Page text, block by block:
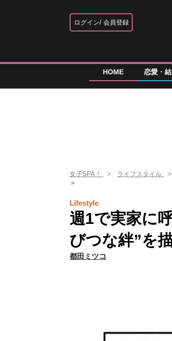
ログイン 会員登録
HOME 恋愛・
女子SPA！ ライフスタイル
＞
Lifestyle
週1で実家に
びつな絆”を
都田ミツコ